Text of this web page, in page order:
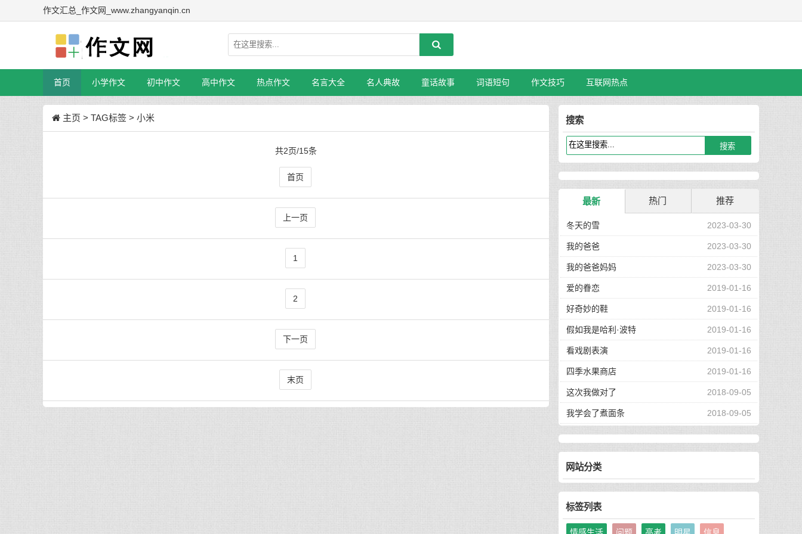
作文汇总_作文网_www.zhangyanqin.cn
首页 小学作文 初中作文 高中作文 热点作文 名言大全 名人典故 童话故事 词语短句 作文技巧 互联网热点
主页 > TAG标签 > 小米
共2页/15条
首页
上一页
1
2
下一页
末页
搜索
最新 热门 推荐
2023-03-30
冬天的雪
2023-03-30
我的爸爸
2023-03-30
我的爸爸妈妈
2019-01-16
爱的眷恋
2019-01-16
好奇妙的鞋
2019-01-16
假如我是哈利·波特
2019-01-16
看戏剧表演
2019-01-16
四季水果商店
2018-09-05
这次我做对了
2018-09-05
我学会了煮面条
网站分类
标签列表
情感生活 问题 高考 明星 信息